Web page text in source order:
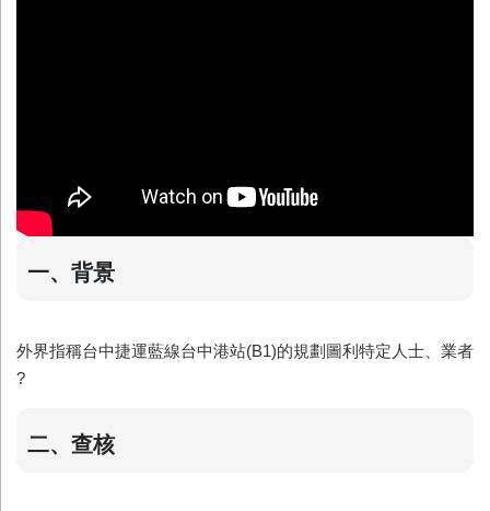
一、背景
外界指稱台中捷運藍線台中港站(B1)的規劃圖利特定人士、業者
?
二、查核